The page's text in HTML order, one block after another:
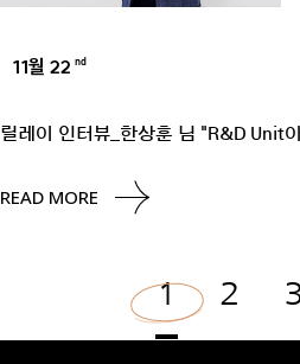
11월 22 nd
릴레이 인터뷰_한상훈 님 "R&D Unit
READ MORE
페
1 2